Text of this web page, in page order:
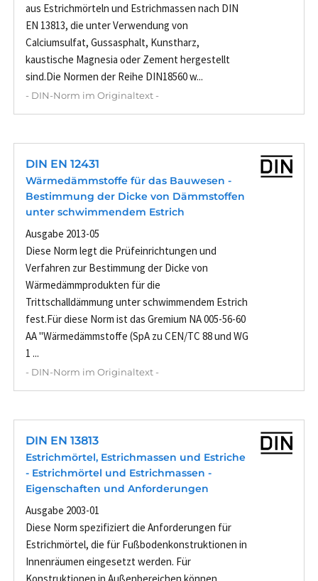
aus Estrichmörteln und Estrichmassen nach DIN
EN 13813, die unter Verwendung von
Calciumsulfat, Gussasphalt, Kunstharz,
kaustische Magnesia oder Zement hergestellt
sind.Die Normen der Reihe DIN18560 w...
- DIN-Norm im Originaltext -
DIN EN 12431
Wärmedämmstoffe für das Bauwesen -
Bestimmung der Dicke von Dämmstoffen
unter schwimmendem Estrich
Ausgabe 2013-05
Diese Norm legt die Prüfeinrichtungen und
Verfahren zur Bestimmung der Dicke von
Wärmedämmprodukten für die
Trittschalldämmung unter schwimmendem Estrich
fest.Für diese Norm ist das Gremium NA 005-56-60
AA "Wärmedämmstoffe (SpA zu CEN/TC 88 und WG
1 ...
- DIN-Norm im Originaltext -
DIN EN 13813
Estrichmörtel, Estrichmassen und Estriche
- Estrichmörtel und Estrichmassen -
Eigenschaften und Anforderungen
Ausgabe 2003-01
Diese Norm spezifiziert die Anforderungen für
Estrichmörtel, die für Fußbodenkonstruktionen in
Innenräumen eingesetzt werden. Für